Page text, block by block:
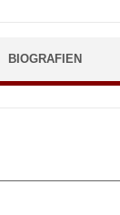
BIOGRAFIEN